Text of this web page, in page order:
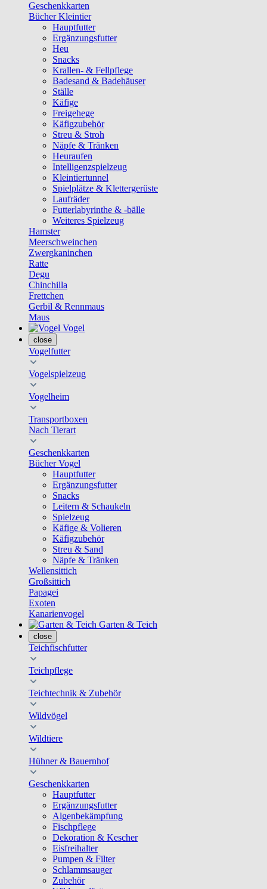
Geschenkkarten
Bücher Kleintier
Hauptfutter
Ergänzungsfutter
Heu
Snacks
Krallen- & Fellpflege
Badesand & Badehäuser
Ställe
Käfige
Freigehege
Käfigzubehör
Streu & Stroh
Näpfe & Tränken
Heuraufen
Intelligenzspielzeug
Kleintiertunnel
Spielplätze & Klettergerüste
Laufräder
Futterlabyrinthe & -bälle
Weiteres Spielzeug
Hamster
Meerschweinchen
Zwergkaninchen
Ratte
Degu
Chinchilla
Frettchen
Gerbil & Rennmaus
Maus
Vogel
close
Vogelfutter
Vogelspielzeug
Vogelheim
Transportboxen
Nach Tierart
Geschenkkarten
Bücher Vogel
Hauptfutter
Ergänzungsfutter
Snacks
Leitern & Schaukeln
Spielzeug
Käfige & Volieren
Käfigzubehör
Streu & Sand
Näpfe & Tränken
Wellensittich
Großsittich
Papagei
Exoten
Kanarienvogel
Garten & Teich
close
Teichfischfutter
Teichpflege
Teichtechnik & Zubehör
Wildvögel
Wildtiere
Hühner & Bauernhof
Geschenkkarten
Hauptfutter
Ergänzungsfutter
Algenbekämpfung
Fischpflege
Dekoration & Kescher
Eisfreihalter
Pumpen & Filter
Schlammsauger
Zubehör